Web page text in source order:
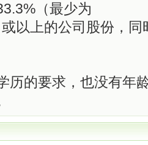
（最少为
以上的公司股份，同
历的要求，也没有年